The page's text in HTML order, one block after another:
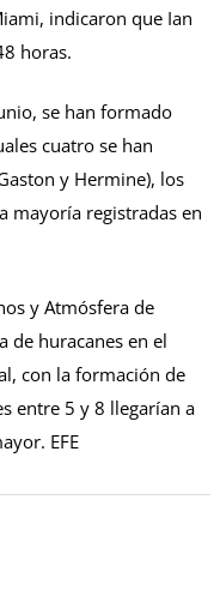
indicaron que Ian
horas.
se han formado
cuatro se han
y Hermine), los
mayoría registradas en
y Atmósfera de
de huracanes en el
con la formación de
entre 5 y 8 llegarían a
EFE